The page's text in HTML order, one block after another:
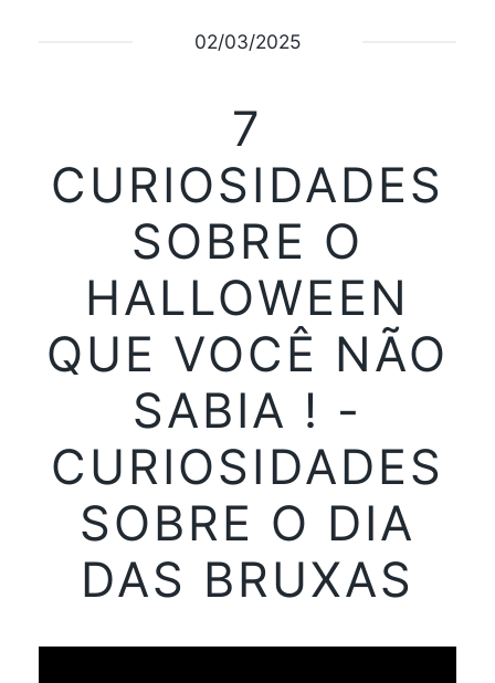
02/03/2025
7
CURIOSIDADES
SOBRE O
HALLOWEEN
QUE VOCÊ NÃO
SABIA ! -
CURIOSIDADES
SOBRE O DIA
DAS BRUXAS